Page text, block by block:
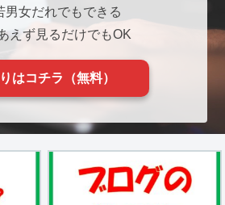
男女だれでもできる
えず見るだけでもOK
はコチラ（無料）